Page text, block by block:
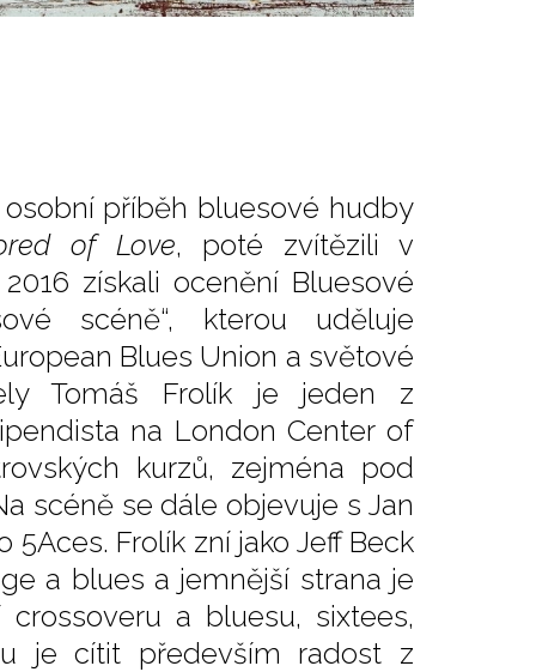
příběh bluesové hudby
of Love, poté zvítězili v
získali ocenění Bluesové
scéně“, kterou uděluje
Blues Union a světové
Tomáš Frolík je jeden z
na London Center of
kurzů, zejména pod
scéně se dále objevuje s Jan
Frolík zní jako Jeff Beck
a blues a jemnější strana je
a bluesu, sixtees,
je cítit především radost z